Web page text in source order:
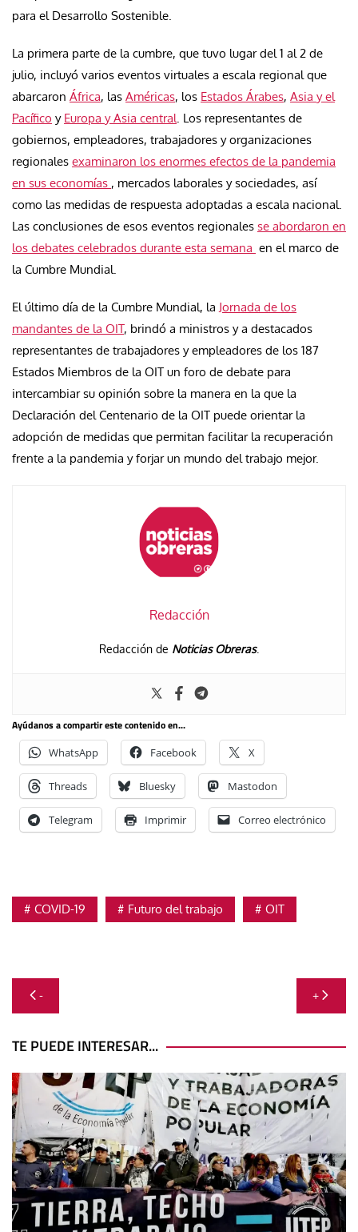
para el Desarrollo Sostenible.
La primera parte de la cumbre, que tuvo lugar del 1 al 2 de
julio, incluyó varios eventos virtuales a escala regional que
abarcaron África, las Américas, los Estados Árabes, Asia y el
Pacífico y Europa y Asia central. Los representantes de
gobiernos, empleadores, trabajadores y organizaciones
regionales examinaron los enormes efectos de la pandemia
en sus economías , mercados laborales y sociedades, así
como las medidas de respuesta adoptadas a escala nacional.
Las conclusiones de esos eventos regionales se abordaron en
los debates celebrados durante esta semana en el marco de
la Cumbre Mundial.
El último día de la Cumbre Mundial, la Jornada de los
mandantes de la OIT, brindó a ministros y a destacados
representantes de trabajadores y empleadores de los 187
Estados Miembros de la OIT un foro de debate para
intercambiar su opinión sobre la manera en la que la
Declaración del Centenario de la OIT puede orientar la
adopción de medidas que permitan facilitar la recuperación
frente a la pandemia y forjar un mundo del trabajo mejor.
Redacción
Redacción de Noticias Obreras.
Ayúdanos a compartir este contenido en...
WhatsApp Facebook X
Threads Bluesky Mastodon
Telegram Imprimir Correo electrónico
COVID-19 Futuro del trabajo OIT
Navegación
de
entradas
- +
TE PUEDE INTERESAR...